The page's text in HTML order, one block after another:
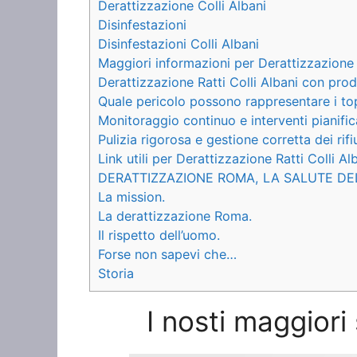
Derattizzazione Colli Albani
Disinfestazioni
Disinfestazioni Colli Albani
Maggiori informazioni per
Derattizzazione Ratti Colli Albani con
Quale pericolo possono rappresentare i
Monitoraggio continuo e interventi
Pulizia rigorosa e gestione corretta dei
Link utili per Derattizzazione Ratti Colli
DERATTIZZAZIONE ROMA, LA SALUTE
La mission.
La derattizzazione Roma.
Il rispetto dell’uomo.
Forse non sapevi che…
Storia
I nosti